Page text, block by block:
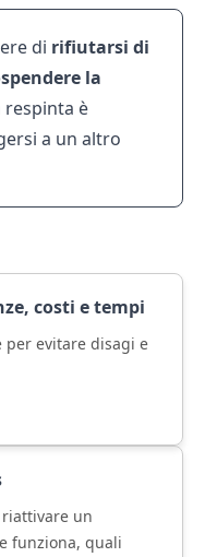
di rifiutarsi di
la
respinta è
a un altro
costi e tempi
per evitare disagi e
riattivare un
funziona, quali